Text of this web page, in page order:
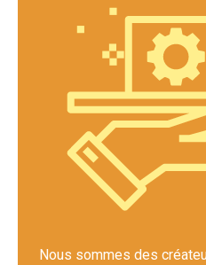
Nous sommes des